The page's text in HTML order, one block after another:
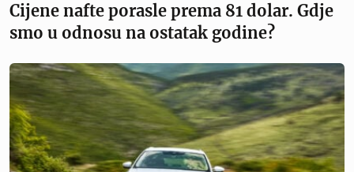
Cijene nafte porasle prema 81 dolar. Gdje
smo u odnosu na ostatak godine?